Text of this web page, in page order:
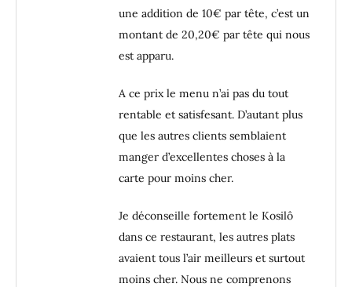
une addition de 10€ par tête, c’est un
montant de 20,20€ par tête qui nous
est apparu.
A ce prix le menu n’ai pas du tout
rentable et satisfesant. D’autant plus
que les autres clients semblaient
manger d’excellentes choses à la
carte pour moins cher.
Je déconseille fortement le Kosilô
dans ce restaurant, les autres plats
avaient tous l’air meilleurs et surtout
moins cher. Nous ne comprenons